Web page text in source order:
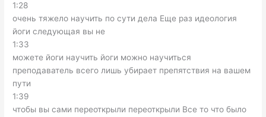
1:28
очень тяжело научить по сути дела Еще раз идеология
йоги следующая вы не
1:33
можете йоги научить йоги можно научиться
преподаватель всего лишь убирает препятствия на вашем
пути
1:39
чтобы вы сами переоткрыли переоткрыли Все то что было